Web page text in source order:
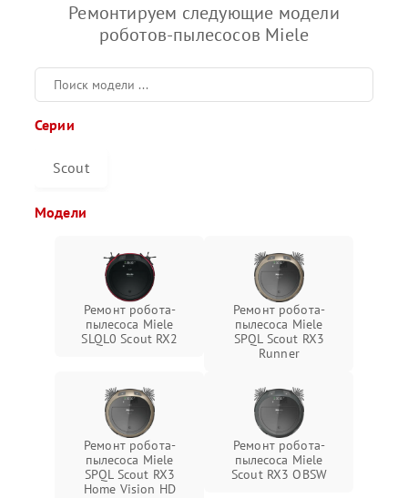
Ремонтируем следующие модели
роботов-пылесосов Miele
Серии
Scout
Модели
Ремонт робота-
пылесоса Miele
SLQL0 Scout RX2
Ремонт робота-
пылесоса Miele
SPQL Scout RX3
Runner
Ремонт робота-
пылесоса Miele
SPQL Scout RX3
Home Vision HD
Ремонт робота-
пылесоса Miele
Scout RX3 OBSW